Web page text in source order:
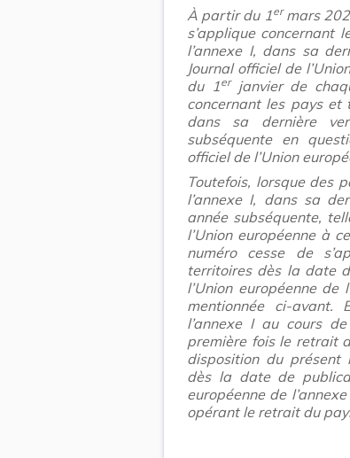
À partir du 1ermars
s’applique concernant
l’annexe I, dans sa
Journal officiel de
du 1erjanvier de
concernant les pays et
dans sa dernière
subséquente en
officiel de l’Union
Toutefois, lorsque des
l’annexe I, dans sa
année subséquente,
l’Union européenne à
numéro cesse de
territoires dès la date
l’Union européenne de
mentionnée ci-avant.
l’annexe I au cours
première fois le retrait
disposition du présent
dès la date de
européenne de
opérant le retrait du